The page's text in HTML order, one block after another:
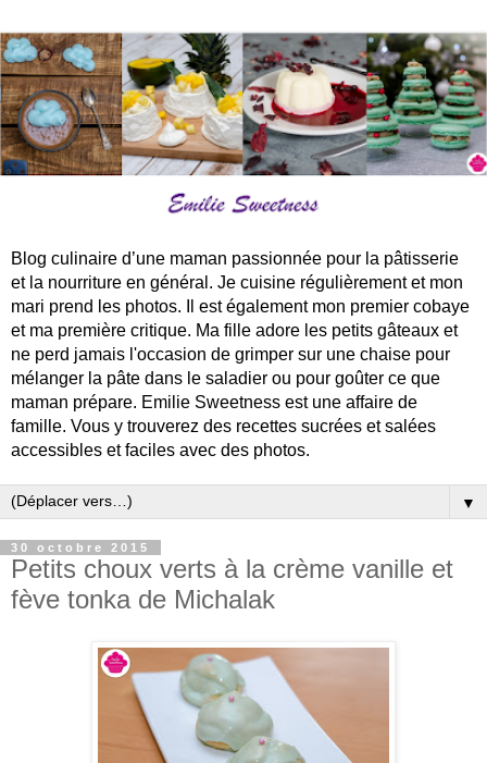
Blog culinaire d’une maman passionnée pour la pâtisserie
et la nourriture en général. Je cuisine régulièrement et mon
mari prend les photos. Il est également mon premier cobaye
et ma première critique. Ma fille adore les petits gâteaux et
ne perd jamais l'occasion de grimper sur une chaise pour
mélanger la pâte dans le saladier ou pour goûter ce que
maman prépare. Emilie Sweetness est une affaire de
famille. Vous y trouverez des recettes sucrées et salées
accessibles et faciles avec des photos.
▼
30 octobre 2015
Petits choux verts à la crème vanille et
fève tonka de Michalak